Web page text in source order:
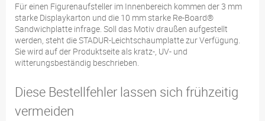
Für einen Figurenaufsteller im Innenbereich kommen der 3 mm
starke Displaykarton und die 10 mm starke Re-Board®
Sandwichplatte infrage. Soll das Motiv draußen aufgestellt
werden, steht die STADUR-Leichtschaumplatte zur Verfügung.
Sie wird auf der Produktseite als kratz-, UV- und
witterungsbeständig beschrieben.
Diese Bestellfehler lassen sich frühzeitig
vermeiden